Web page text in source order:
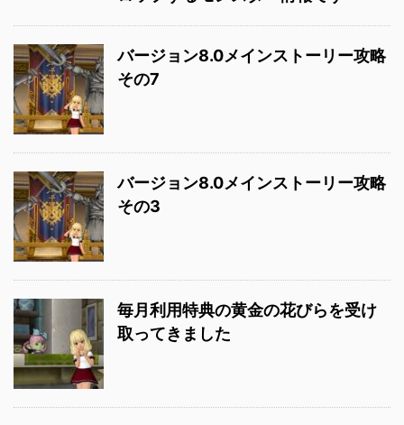
バージョン8.0メインストーリー攻略
その7
バージョン8.0メインストーリー攻略
その3
毎月利用特典の黄金の花びらを受け
取ってきました